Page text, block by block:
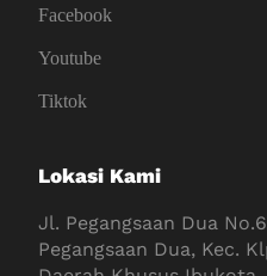
Facebook
Youtube
Tiktok
Lokasi Kami
Jl. Pegangsaan Dua
Pegangsaan Dua, Kec.